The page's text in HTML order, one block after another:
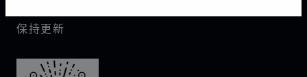
保持更新